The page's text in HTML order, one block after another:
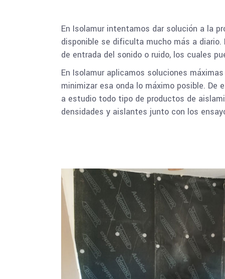
En Isolamur intentamos dar solución a la
disponible se dificulta mucho más a
de entrada del sonido o ruido, los cuales
En Isolamur aplicamos soluciones
minimizar esa onda lo máximo posible.
a estudio todo tipo de productos de
densidades y aislantes junto con los